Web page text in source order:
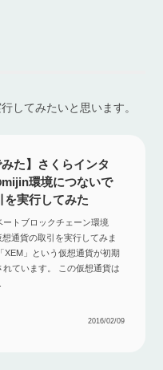
してみたいと思います。
みた】さくらインタ
環境につないで
実行してみた
ートブロックチェーン環境
想通貨の取引を実行してみま
XEM」という仮想通貨が初期
れています。 この仮想通貨は
2016/02/09